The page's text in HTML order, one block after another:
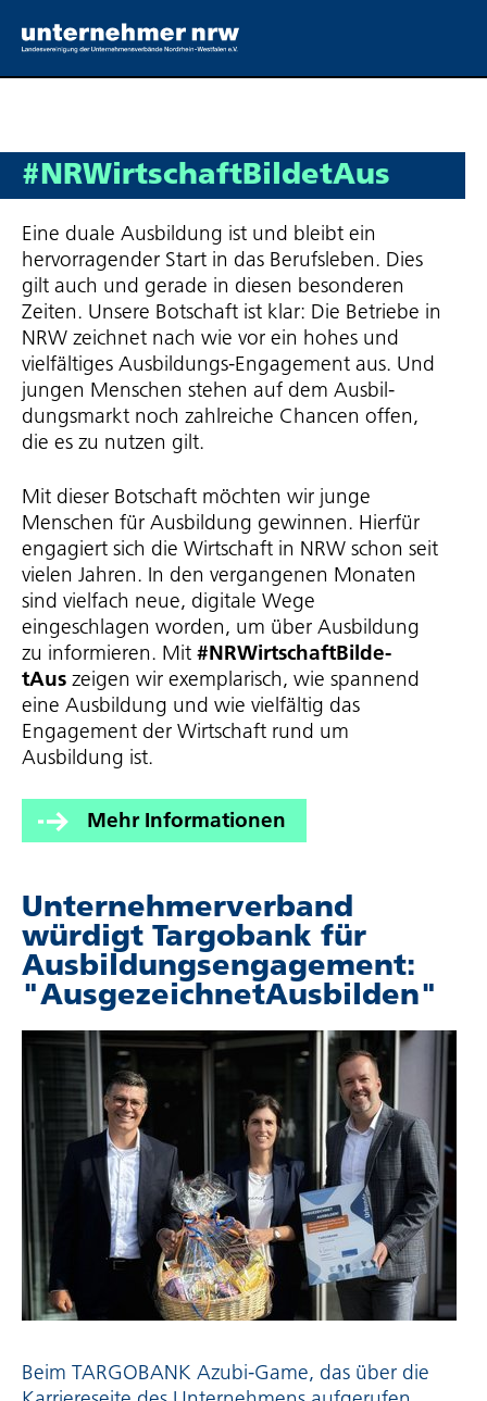
#NRWirt­schaft­Bil­de­tAus
Eine duale Ausbildung ist und bleibt ein
hervorragender Start in das Berufsleben. Dies
gilt auch und gerade in diesen besonderen
Zeiten. Unsere Botschaft ist klar: Die Betriebe in
NRW zeichnet nach wie vor ein hohes und
vielfältiges Ausbildungs-Engagement aus. Und
jungen Menschen stehen auf dem Ausbil­
dungs­markt noch zahlreiche Chancen offen,
die es zu nutzen gilt.
Mit dieser Botschaft möchten wir junge
Menschen für Ausbildung gewinnen. Hierfür
engagiert sich die Wirtschaft in NRW schon seit
vielen Jahren. In den vergangenen Monaten
sind vielfach neue, digitale Wege
eingeschlagen worden, um über Ausbildung
zu informieren. Mit #NRWirt­schaft­Bil­de­
tAus zeigen wir exemplarisch, wie spannend
eine Ausbildung und wie vielfältig das
Engagement der Wirtschaft rund um
Ausbildung ist.
Mehr Informationen
Unter­neh­mer­ver­band
würdigt Targobank für
Ausbil­dungs­en­ga­ge­ment:
"Ausge­zeich­net­Aus­bilden"
Beim TARGOBANK Azubi-Game, das über die